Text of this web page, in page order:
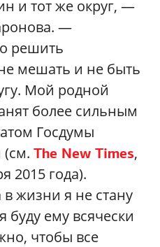
и тот же округ, —
—
решить
мешать и не быть
Мой родной
более сильным
Госдумы
The New Times,
2015 года).
в жизни я не стану
буду ему всячески
чтобы все